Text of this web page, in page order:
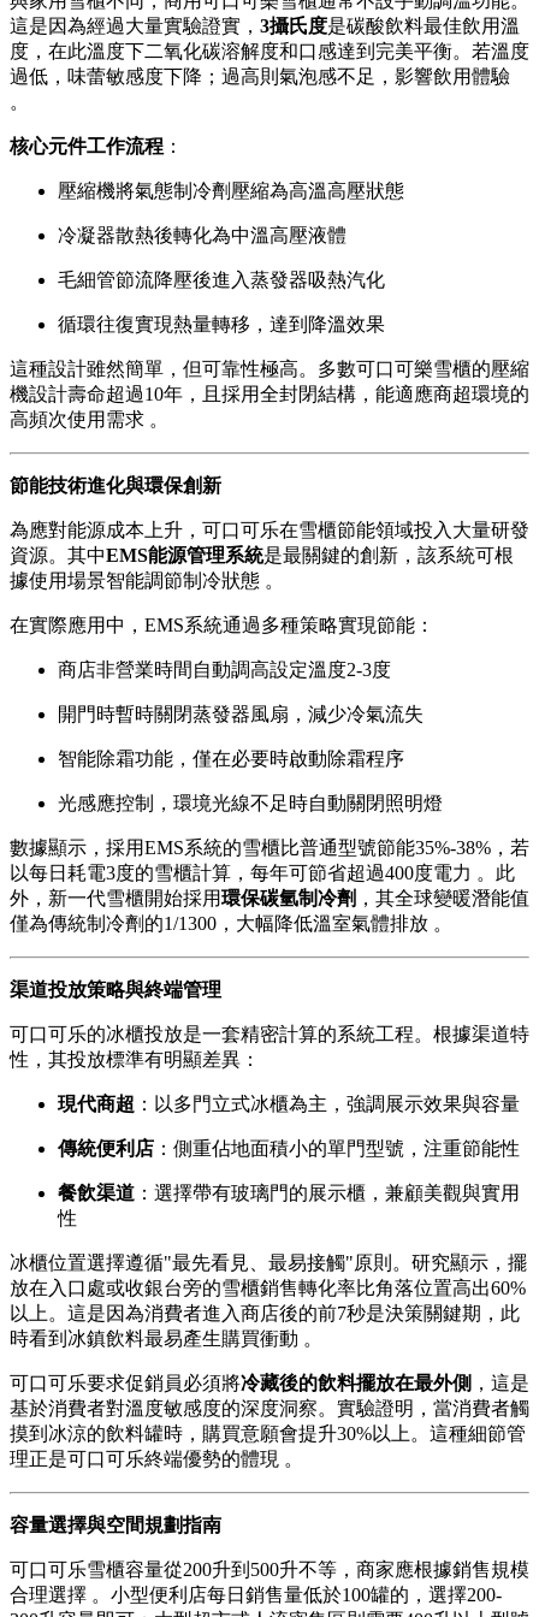
這是因為經過大量實驗證實， 3攝氏度是碳酸飲料最佳飲用溫
度，在此溫度下二氧化碳溶解度和口感達到完美平衡。若溫度
過低，味蕾敏感度下降；過高則氣泡感不足，影響飲用體驗
。
核心元件工作流程 ：
壓縮機將氣態制冷劑壓縮為高溫高壓狀態
冷凝器散熱後轉化為中溫高壓液體
毛細管節流降壓後進入蒸發器吸熱汽化
循環往復實現熱量轉移，達到降溫效果
這種設計雖然簡單，但可靠性極高。多數可口可樂雪櫃的壓縮
機設計壽命超過10年，且採用全封閉結構，能適應商超環境的
高頻次使用需求 。
節能技術進化與環保創新
為應對能源成本上升，可口可乐在雪櫃節能領域投入大量研發
資源。其中EMS能源管理系統是最關鍵的創新，該系統可根
據使用場景智能調節制冷狀態 。
在實際應用中，EMS系統通過多種策略實現節能：
商店非營業時間自動調高設定溫度2-3度
開門時暫時關閉蒸發器風扇，減少冷氣流失
智能除霜功能，僅在必要時啟動除霜程序
光感應控制，環境光線不足時自動關閉照明燈
數據顯示，採用EMS系統的雪櫃比普通型號節能35%-38%，若
以每日耗電3度的雪櫃計算，每年可節省超過400度電力 。此
外，新一代雪櫃開始採用環保碳氫制冷劑 ，其全球變暖潛能值
僅為傳統制冷劑的1/1300，大幅降低溫室氣體排放 。
渠道投放策略與終端管理
可口可乐的冰櫃投放是一套精密計算的系統工程。根據渠道特
性，其投放標準有明顯差異：
現代商超 ：以多門立式冰櫃為主，強調展示效果與容量
傳統便利店 ：側重佔地面積小的單門型號，注重節能性
餐飲渠道 ：選擇帶有玻璃門的展示櫃，兼顧美觀與實用
性
冰櫃位置選擇遵循"最先看見、最易接觸"原則。研究顯示，擺
放在入口處或收銀台旁的雪櫃銷售轉化率比角落位置高出60%
以上。這是因為消費者進入商店後的前7秒是決策關鍵期，此
時看到冰鎮飲料最易產生購買衝動 。
可口可乐要求促銷員必須將冷藏後的飲料擺放在最外側 ，這是
基於消費者對溫度敏感度的深度洞察。實驗證明，當消費者觸
摸到冰涼的飲料罐時，購買意願會提升30%以上。這種細節管
理正是可口可乐終端優勢的體現 。
容量選擇與空間規劃指南
可口可乐雪櫃容量從200升到500升不等，商家應根據銷售規模
合理選擇 。小型便利店每日銷售量低於100罐的，選擇200-